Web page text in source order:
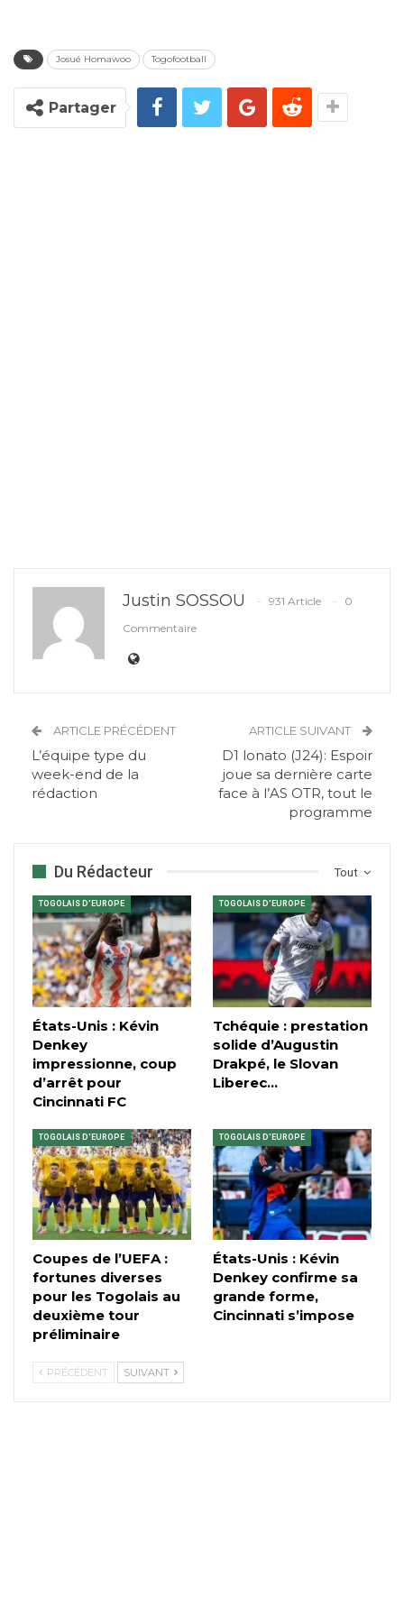
Josué Homawoo Togofootball
Partager
Justin SOSSOU 931 Article
0
Commentaire
ARTICLE PRÉCÉDENT
L’équipe type du
week-end de la
rédaction
ARTICLE SUIVANT
D1 lonato (J24): Espoir
joue sa dernière carte
face à l’AS OTR, tout le
programme
Tout
Du Rédacteur
TOGOLAIS D'EUROPE
États-Unis : Kévin
Denkey
impressionne, coup
d’arrêt pour
Cincinnati FC
TOGOLAIS D'EUROPE
Tchéquie : prestation
solide d’Augustin
Drakpé, le Slovan
Liberec…
TOGOLAIS D'EUROPE
Coupes de l’UEFA :
fortunes diverses
pour les Togolais au
deuxième tour
préliminaire
TOGOLAIS D'EUROPE
États-Unis : Kévin
Denkey confirme sa
grande forme,
Cincinnati s’impose
PRÉCÉDENT SUIVANT